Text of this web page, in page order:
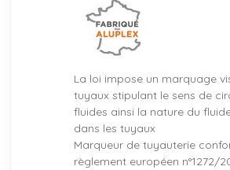
La loi impose un marquage
tuyaux stipulant le sens de
fluides ainsi la nature du
dans les tuyaux
Marqueur de tuyauterie
règlement européen n°1272/